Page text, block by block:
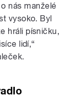
nás manželé
vysoko. Byl
hráli písničku,
lidí,“